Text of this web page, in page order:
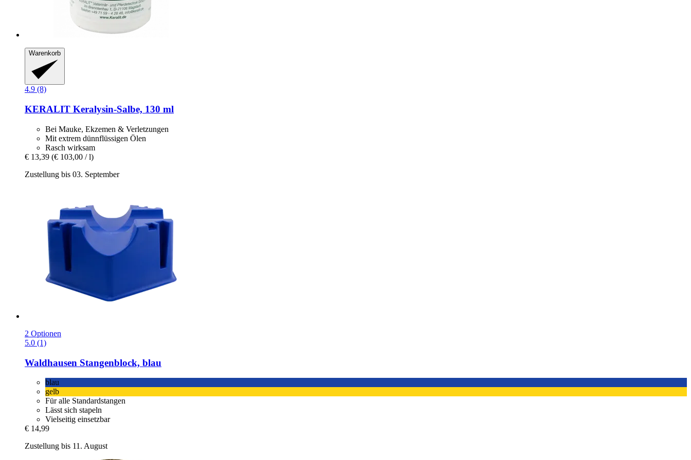
Warenkorb
4.9 (8)
KERALIT Keralysin-​Salbe, 130 ml
Bei Mauke, Ekzemen & Verletzungen
Mit extrem dünnflüssigen Ölen
Rasch wirksam
€ 13,39 (€ 103,00 / l)
Zustellung bis 03. September
2 Optionen
5.0 (1)
Waldhausen Stangenblock, blau
blau
gelb
Für alle Standardstangen
Lässt sich stapeln
Vielseitig einsetzbar
€ 14,99
Zustellung bis 11. August